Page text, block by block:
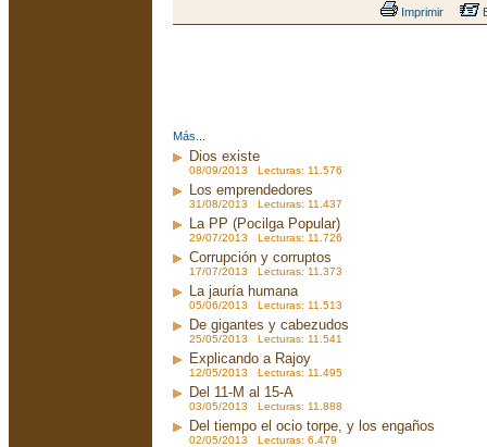
Imprimir
Más...
Dios existe
08/09/2013 Lecturas: 11.576
Los emprendedores
31/08/2013 Lecturas: 11.437
La PP (Pocilga Popular)
29/07/2013 Lecturas: 11.726
Corrupción y corruptos
17/07/2013 Lecturas: 11.373
La jauría humana
05/06/2013 Lecturas: 11.513
De gigantes y cabezudos
25/05/2013 Lecturas: 11.541
Explicando a Rajoy
12/05/2013 Lecturas: 11.495
Del 11-M al 15-A
03/05/2013 Lecturas: 11.888
Del tiempo el ocio torpe, y los engaños
02/05/2013 Lecturas: 6.479